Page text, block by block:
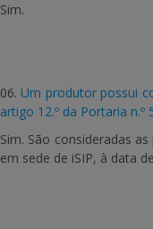
Sim.
06. Um produtor possui
artigo 12.º da Portaria n.º
Sim. São consideradas
em sede de iSIP, à data